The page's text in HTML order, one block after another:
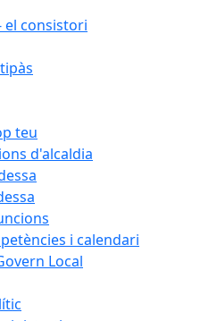
el consistori
teu
d'alcaldia
i calendari
Local